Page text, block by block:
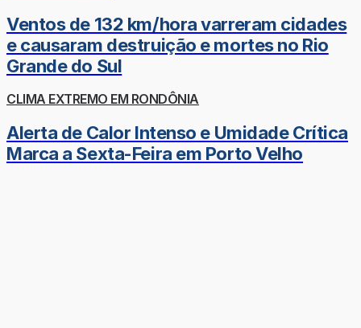
Ventos de 132 km/hora varreram cidades
e causaram destruição e mortes no Rio
Grande do Sul
CLIMA EXTREMO EM RONDÔNIA
Alerta de Calor Intenso e Umidade Crítica
Marca a Sexta-Feira em Porto Velho